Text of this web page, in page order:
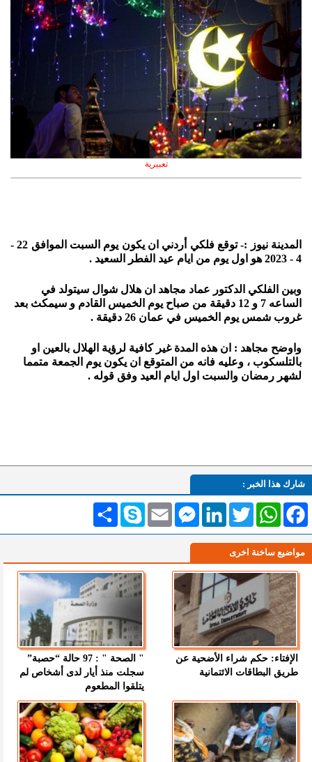
تعبيرية
المدينة نيوز :- توقع فلكي أردني ان يكون يوم السبت الموافق 22 -
4 - 2023 هو اول يوم من ايام عيد الفطر السعيد .
وبين الفلكي الدكتور عماد مجاهد ان هلال شوال سيتولد في
الساعه 7 و 12 دقيقة من صباح يوم الخميس القادم و سيمكث بعد
غروب شمس يوم الخميس في عمان 26 دقيقة .
واوضح مجاهد : ان هذه المدة غير كافية لرؤية الهلال بالعين او
بالتلسكوب ، وعليه فانه من المتوقع ان يكون يوم الجمعة متمما
لشهر رمضان والسبت اول ايام العيد وفق قوله .
شارك هذا الخبر :
انشر Skype Email
MessengerLinkedInTwitterWhatsAppFacebook
مواضيع ساخنة اخرى
الإفتاء: حكم شراء الأضحية عن
طريق البطاقات الائتمانية
" الصحة " : 97 حالة “حصبة”
سجلت منذ أيار لدى أشخاص لم
يتلقوا المطعوم